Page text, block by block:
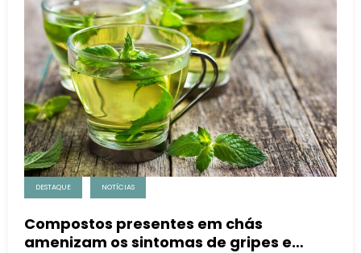
DESTAQUE NOTÍCIAS
Compostos presentes em chás
amenizam os sintomas de gripes e